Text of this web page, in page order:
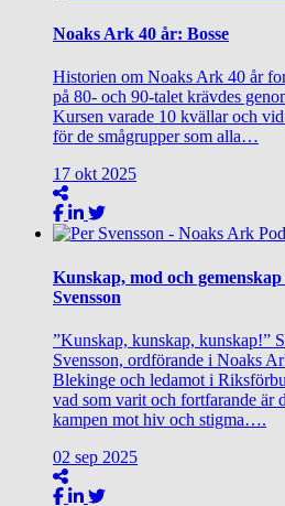
Noaks Ark 40 år: Bosse
Historien om Noaks Ark 40 år
på 80- och 90-talet krävdes
Kursen varade 10 kvällar och
för de smågrupper som alla…
17 okt 2025
Kunskap, mod och
Svensson
”Kunskap, kunskap, kunskap!”
Svensson, ordförande i Noaks
Blekinge och ledamot i
vad som varit och fortfarande är
kampen mot hiv och stigma….
02 sep 2025